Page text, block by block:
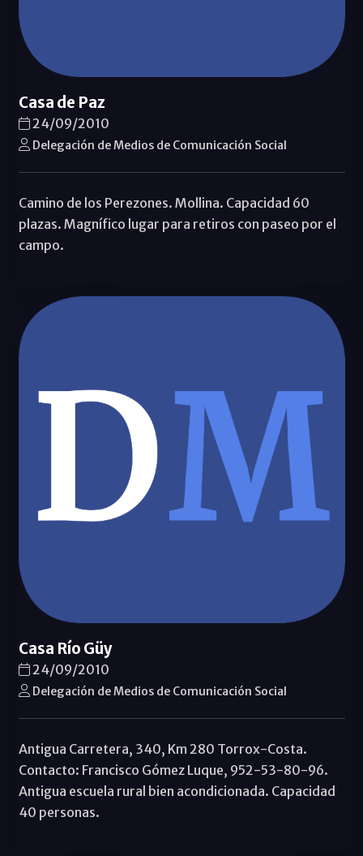
Casa de Paz
24/09/2010
Delegación de Medios de Comunicación Social
Camino de los Perezones. Mollina. Capacidad 60
plazas. Magnífico lugar para retiros con paseo por el
campo.
Casa Río Güy
24/09/2010
Delegación de Medios de Comunicación Social
Antigua Carretera, 340, Km 280 Torrox-Costa.
Contacto: Francisco Gómez Luque, 952-53-80-96.
Antigua escuela rural bien acondicionada. Capacidad
40 personas.